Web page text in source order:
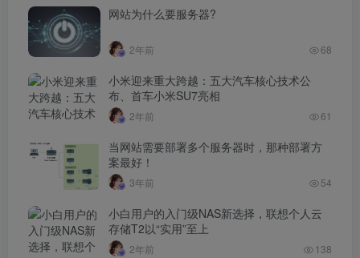
网站为什么要服务器?
2年前 68
小米迎来重大跨越：五大汽车核心技术公
布、首车小米SU7亮相
2年前 61
当网站需要部署多个服务器时，那种部署方
案最好！
3年前 54
小白用户的入门级NAS新选择，联想个人云
存储T2以“实用”至上
2年前 138